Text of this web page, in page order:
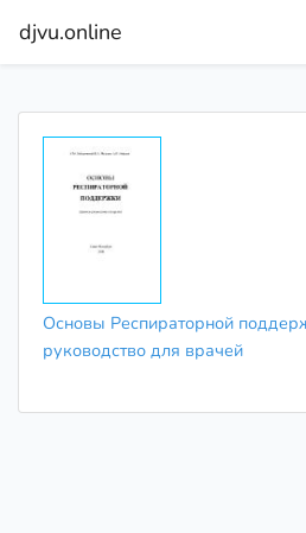
djvu.online
Основы Респираторной
руководство для врачей